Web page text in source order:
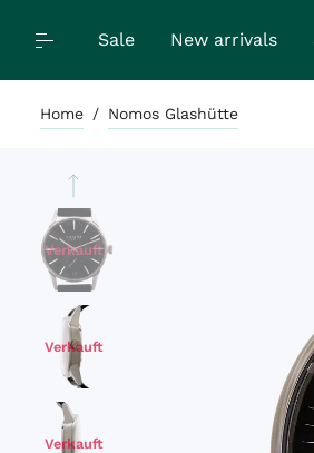
Sale New arrivals
Home / Nomos Glashütte
Verkauft
Verkauft
Verkauft